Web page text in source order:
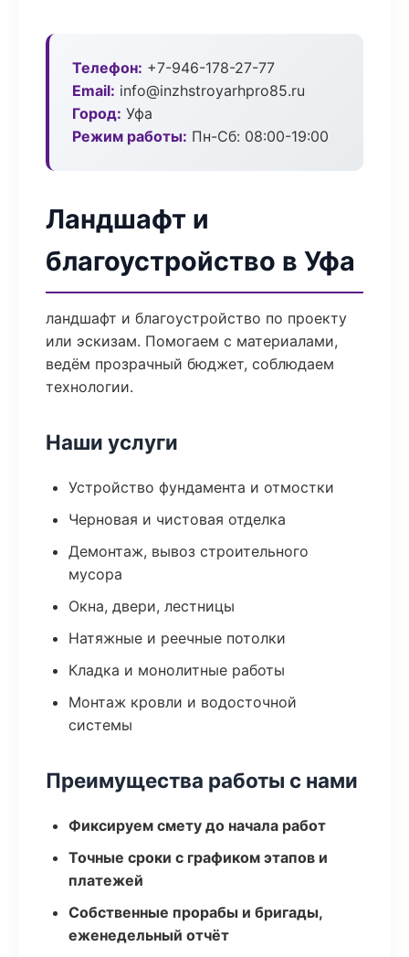
Телефон: +7-946-178-27-77
Email: info@inzhstroyarhpro85.ru
Город: Уфа
Режим работы: Пн-Сб: 08:00-19:00
Ландшафт и
благоустройство в Уфа
ландшафт и благоустройство по проекту
или эскизам. Помогаем с материалами,
ведём прозрачный бюджет, соблюдаем
технологии.
Наши услуги
Устройство фундамента и отмостки
Черновая и чистовая отделка
Демонтаж, вывоз строительного
мусора
Окна, двери, лестницы
Натяжные и реечные потолки
Кладка и монолитные работы
Монтаж кровли и водосточной
системы
Преимущества работы с нами
Фиксируем смету до начала работ
Точные сроки с графиком этапов и
платежей
Собственные прорабы и бригады,
еженедельный отчёт